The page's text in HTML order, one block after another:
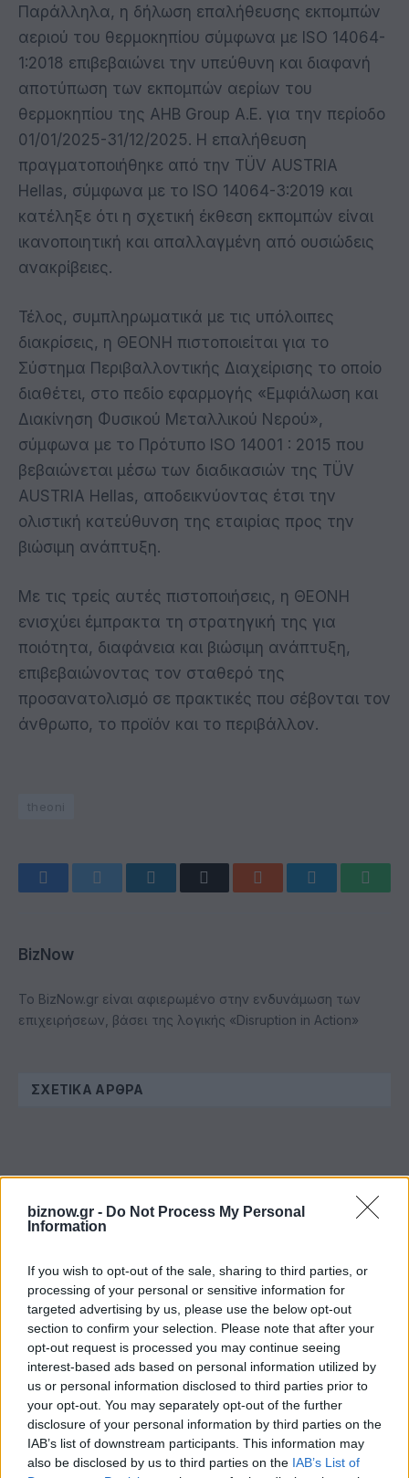
biznow.gr - Do Not Process My Personal
Information
If you wish to opt-out of the sale, sharing to third parties, or
processing of your personal or sensitive information for
targeted advertising by us, please use the below opt-out
section to confirm your selection. Please note that after your
opt-out request is processed you may continue seeing
interest-based ads based on personal information utilized by
us or personal information disclosed to third parties prior to
your opt-out. You may separately opt-out of the further
disclosure of your personal information by third parties on the
IAB’s list of downstream participants. This information may
also be disclosed by us to third parties on the IAB’s List of
Παράλληλα, η δήλωση επαλήθευσης εκπομπών
αεριού του θερμοκηπίου σύμφωνα με ISO 14064-
1:2018 επιβεβαιώνει την υπεύθυνη και διαφανή
αποτύπωση των εκπομπών αερίων του
θερμοκηπίου της ΑΗΒ Group Α.Ε. για την περίοδο
01/01/2025-31/12/2025. Η επαλήθευση
πραγματοποιήθηκε από την TÜV AUSTRIA
Hellas, σύμφωνα με το ISO 14064-3:2019 και
κατέληξε ότι η σχετική έκθεση εκπομπών είναι
ικανοποιητική και απαλλαγμένη από ουσιώδεις
ανακρίβειες.
Τέλος, συμπληρωματικά με τις υπόλοιπες
διακρίσεις, η ΘΕΟΝΗ πιστοποιείται για το
Σύστημα Περιβαλλοντικής Διαχείρισης το οποίο
διαθέτει, στο πεδίο εφαρμογής «Εμφιάλωση και
Διακίνηση Φυσικού Μεταλλικού Νερού»,
σύμφωνα με το Πρότυπο ISO 14001 : 2015 που
βεβαιώνεται μέσω των διαδικασιών της TÜV
AUSTRIA Hellas, αποδεικνύοντας έτσι την
ολιστική κατεύθυνση της εταιρίας προς την
βιώσιμη ανάπτυξη.
Με τις τρείς αυτές πιστοποιήσεις, η ΘΕΟΝΗ
ενισχύει έμπρακτα τη στρατηγική της για
ποιότητα, διαφάνεια και βιώσιμη ανάπτυξη,
επιβεβαιώνοντας τον σταθερό της
προσανατολισμό σε πρακτικές που σέβονται τον
άνθρωπο, το προϊόν και το περιβάλλον.
theoni
FacebookTwitter LinkedInEmail Reddit Telegram
BizNow
Το BizNow.gr είναι αφιερωμένο στην ενδυνάμωση των
επιχειρήσεων, βάσει της λογικής «Disruption in Action»
ΣΧΕΤΙΚΆ ΆΡΘΡΑ
Όμιλος ΑΒΑΞ: Ανάληψη έργου κατασκευής
σταθμού παραγωγής ηλεκτρικής ενέργειας 800
ΜW στη Λάρισα